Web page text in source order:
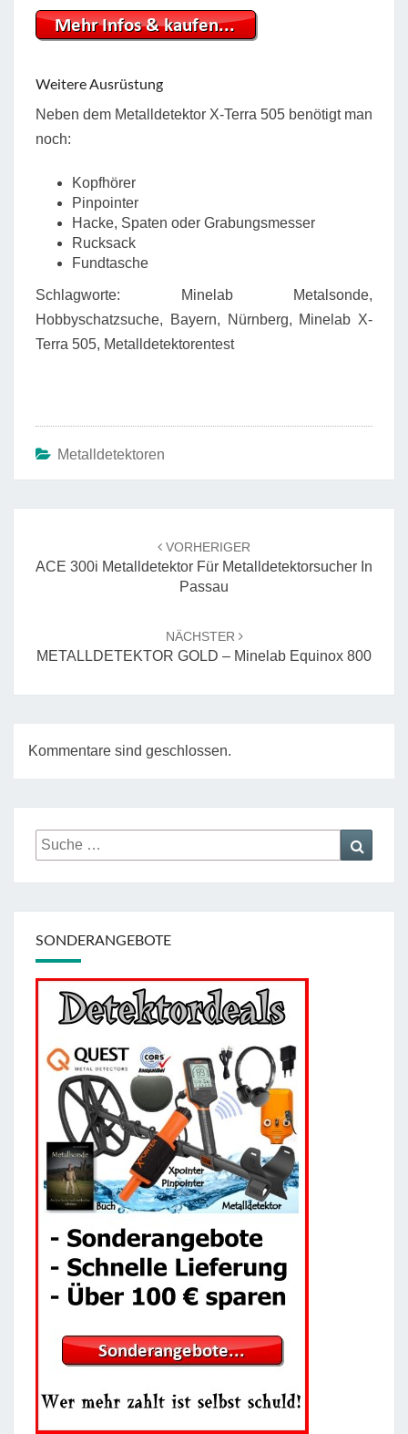
Weitere Ausrüstung
Neben dem Metalldetektor X-Terra 505 benötigt man
noch:
Kopfhörer
Pinpointer
Hacke, Spaten oder Grabungsmesser
Rucksack
Fundtasche
Schlagworte: Minelab Metalsonde,
Hobbyschatzsuche, Bayern, Nürnberg, Minelab X-
Terra 505, Metalldetektorentest
Metalldetektoren
VORHERIGER
ACE 300i Metalldetektor Für Metalldetektorsucher In
Passau
NÄCHSTER
METALLDETEKTOR GOLD – Minelab Equinox 800
Kommentare sind geschlossen.
Suche
nach:
SONDERANGEBOTE